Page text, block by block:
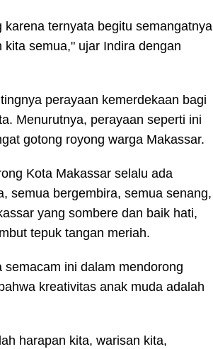
ternyata begitu semangatnya
semua," ujar Indira dengan
perayaan kemerdekaan bagi
Menurutnya, perayaan seperti ini
gotong royong warga Makassar.
Kota Makassar selalu ada
semua bergembira, semua senang,
yang sombere dan baik hati,
tepuk tangan meriah.
ini dalam mendorong
kreativitas anak muda adalah
harapan kita, warisan kita,